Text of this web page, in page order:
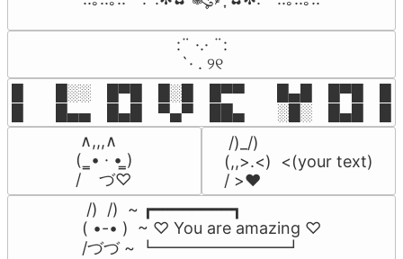
⠀:¨ ·.· ¨:⠀
⠀ `· . ୨୧⠀
█  █░░ █▀█ █░█ █▀▀  █▄█ █▀█
█  █▄▄ █▄█ ▀▄▀ ██▄  ░█░ █▄█
∧,,,∧
(  ̳• · • ̳)
/    づ♡
/)_/)
(,,>.<)  <(your text)
/ >❤️
/)  /)  ~ ┏━━━━━━━━┓
( •-• )  ~ ♡ You are amazing ♡
/づづ ~ ┗━━━━━━━━┛